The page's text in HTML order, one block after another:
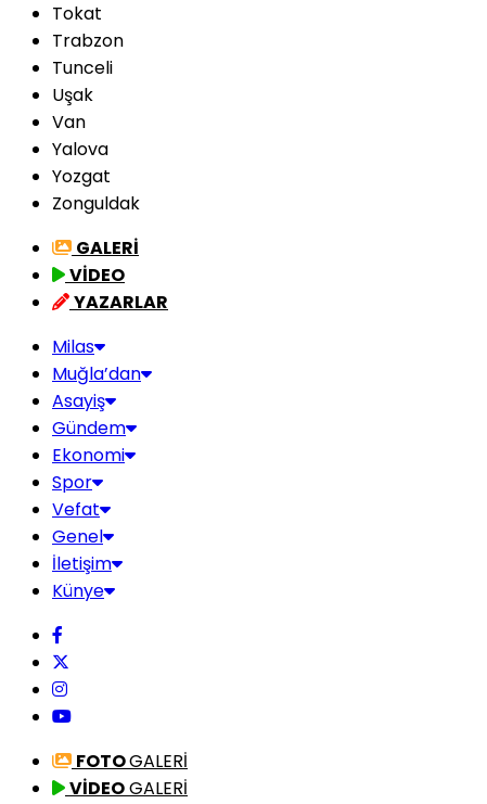
Tokat
Trabzon
Tunceli
Uşak
Van
Yalova
Yozgat
Zonguldak
GALERİ
VİDEO
YAZARLAR
Milas
Muğla’dan
Asayiş
Gündem
Ekonomi
Spor
Vefat
Genel
İletişim
Künye
FOTOGALERİ
VİDEOGALERİ